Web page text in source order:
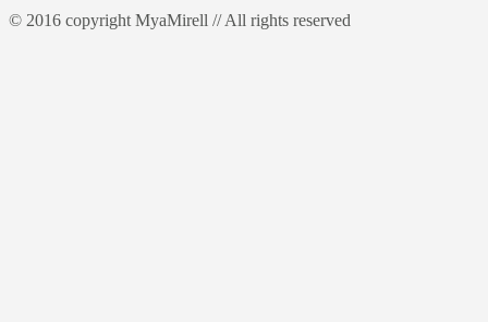
© 2016 copyright MyaMirell // All rights reserved